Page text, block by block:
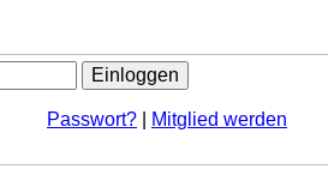
Passwort? Mitglied werden